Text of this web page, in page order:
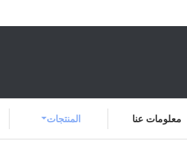
المنتجات معلومات عنا